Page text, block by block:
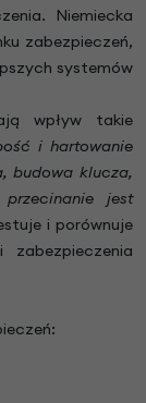
Niemiecka
zabezpieczeń,
systemów
wpływ takie
i hartowanie
budowa klucza,
jest
i porównuje